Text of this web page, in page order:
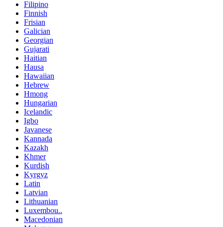
Filipino
Finnish
Frisian
Galician
Georgian
Gujarati
Haitian
Hausa
Hawaiian
Hebrew
Hmong
Hungarian
Icelandic
Igbo
Javanese
Kannada
Kazakh
Khmer
Kurdish
Kyrgyz
Latin
Latvian
Lithuanian
Luxembou..
Macedonian